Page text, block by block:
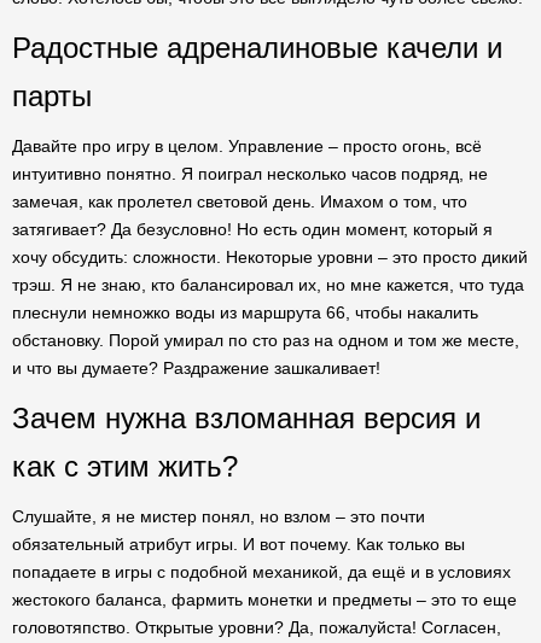
Радостные адреналиновые качели и
парты
Давайте про игру в целом. Управление – просто огонь, всё
интуитивно понятно. Я поиграл несколько часов подряд, не
замечая, как пролетел световой день. Имахом о том, что
затягивает? Да безусловно! Но есть один момент, который я
хочу обсудить: сложности. Некоторые уровни – это просто дикий
трэш. Я не знаю, кто балансировал их, но мне кажется, что туда
плеснули немножко воды из маршрута 66, чтобы накалить
обстановку. Порой умирал по сто раз на одном и том же месте,
и что вы думаете? Раздражение зашкаливает!
Зачем нужна взломанная версия и
как с этим жить?
Слушайте, я не мистер понял, но взлом – это почти
обязательный атрибут игры. И вот почему. Как только вы
попадаете в игры с подобной механикой, да ещё и в условиях
жестокого баланса, фармить монетки и предметы – это то еще
головотяпство. Открытые уровни? Да, пожалуйста! Согласен,